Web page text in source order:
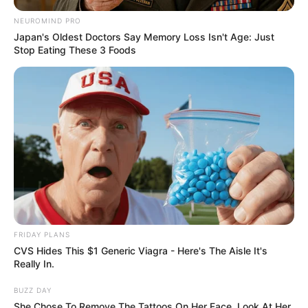
lernen.
weitere Kalauer
Quermania folgen:
Smartphone Startseite
Suchen:
NEUROMIND PRO
Japan's Oldest Doctors Say Memory Loss Isn't Age: Just
Stop Eating These 3 Foods
FRIDAY PLANS
CVS Hides This $1 Generic Viagra - Here's The Aisle It's
Really In.
BUZZ DAY